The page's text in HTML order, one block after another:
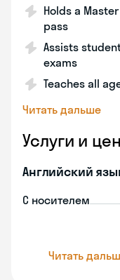
Holds a
pass
Assists
exams
Teaches all
Читать дальше
Услуги и
Английский
С носителем
Читать